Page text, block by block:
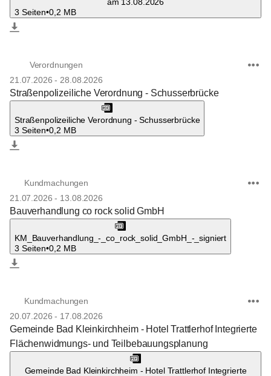
3 Seiten•0,2 MB
Verordnungen
21.07.2026 - 28.08.2026
Straßenpolizeiliche Verordnung - Schusserbrücke
Straßenpolizeiliche Verordnung - Schusserbrücke
3 Seiten•0,2 MB
Kundmachungen
21.07.2026 - 13.08.2026
Bauverhandlung co rock solid GmbH
KM_Bauverhandlung_-_co_rock_solid_GmbH_-_signiert
3 Seiten•0,2 MB
Kundmachungen
20.07.2026 - 17.08.2026
Gemeinde Bad Kleinkirchheim - Hotel Trattlerhof Integrierte
Flächenwidmungs- und Teilbebauungsplanung
Gemeinde Bad Kleinkirchheim - Hotel Trattlerhof Integrierte